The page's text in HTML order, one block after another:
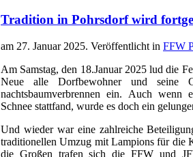
Tradition in Pohrsdorf wird
am 27. Januar 2025. Veröffentlicht in FFW
Am Samstag, den 18.Januar 2025 lud die
Neue alle Dorfbewohner und seine
nachtsbaumverbrennen ein. Auch wenn
Schnee stattfand, wurde es doch ein
Und wieder war eine zahlreiche
traditionellen Umzug mit Lampions für die
die Großen trafen sich die FFW und